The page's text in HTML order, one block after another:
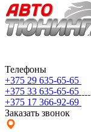
Телефоны
+375 29 635-65-65
+375 33 635-65-65
+375 17 366-92-69
Заказать звонок